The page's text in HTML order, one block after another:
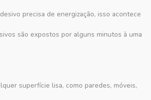
precisa de energização, isso acontece
são expostos por alguns minutos à uma
superfície lisa, como paredes, móveis,